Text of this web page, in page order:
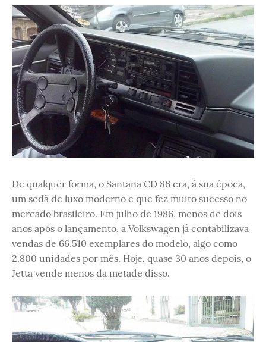
De qualquer forma, o Santana CD 86 era, à sua época,
um sedã de luxo moderno e que fez muito sucesso no
mercado brasileiro. Em julho de 1986, menos de dois
anos após o lançamento, a Volkswagen já contabilizava
vendas de 66.510 exemplares do modelo, algo como
2.800 unidades por mês. Hoje, quase 30 anos depois, o
Jetta vende menos da metade disso.